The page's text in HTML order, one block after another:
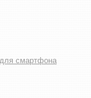
смартфона